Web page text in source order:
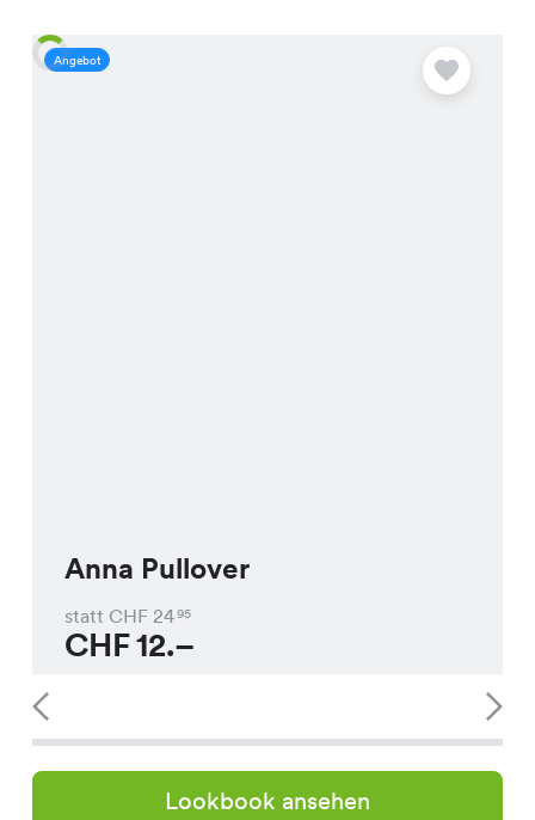
Angebot
Anna Pullover
statt CHF 2495
CHF12.–
Lookbook ansehen